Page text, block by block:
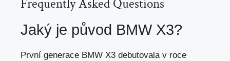
Frequently Asked Questions
Jaký je původ BMW X3?
První generace BMW X3 debutovala v roce